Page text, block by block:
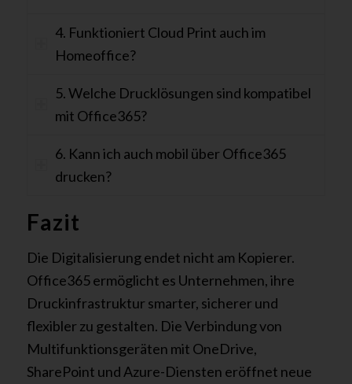
4. Funktioniert Cloud Print auch im
Homeoffice?
5. Welche Drucklösungen sind kompatibel
mit Office365?
6. Kann ich auch mobil über Office365
drucken?
Fazit
Die Digitalisierung endet nicht am Kopierer.
Office365 ermöglicht es Unternehmen, ihre
Druckinfrastruktur smarter, sicherer und
flexibler zu gestalten. Die Verbindung von
Multifunktionsgeräten mit OneDrive,
SharePoint und Azure-Diensten eröffnet neue